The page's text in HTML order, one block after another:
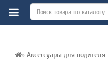
Аксессуары для водителя
ВСЕ О ТОВАРЕ ХАРАКТЕРИСТИКИ